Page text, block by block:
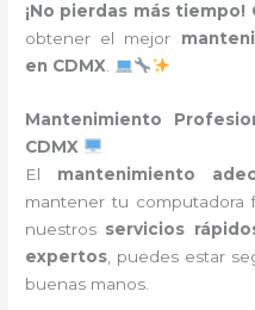
¡No pierdas más tiempo!
obtener el mejor
en CDMX
Mantenimiento
CDMX
El mantenimiento
mantener tu computadora
nuestros servicios
expertos , puedes estar
buenas manos.